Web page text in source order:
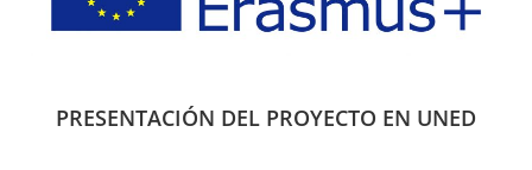
PRESENTACIÓN DEL PROYECTO EN UNED